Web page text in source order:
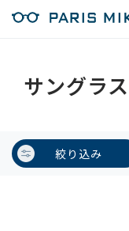
サングラス
絞り込み